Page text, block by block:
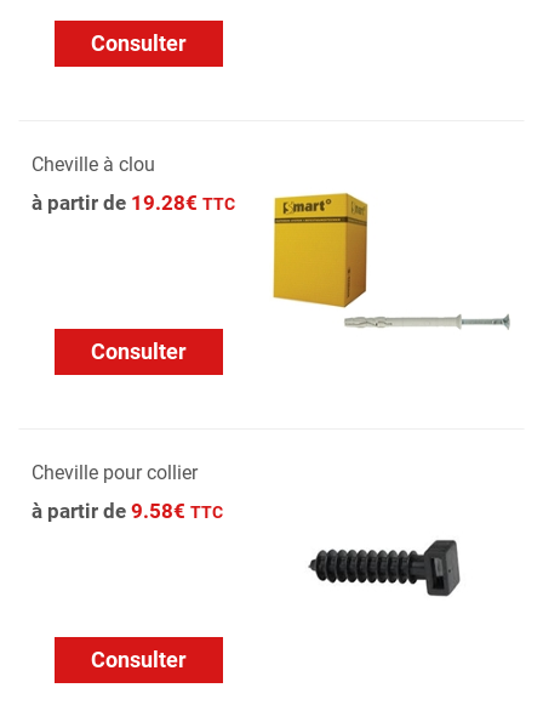
Consulter
Cheville à clou
à partir de 19.28€ TTC
Consulter
Cheville pour collier
à partir de 9.58€ TTC
Consulter